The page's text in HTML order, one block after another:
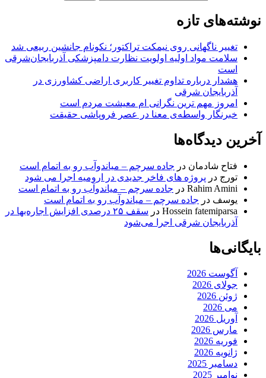
نوشته‌های تازه
تغییر ناگهانی روی نیمکت تراکتور؛ نکونام جانشین ربیعی شد
سلامت مواد اولیه اولویت نظارت دامپزشکی آذربایجان‌شرقی
است
هشدار درباره تداوم تغییر کاربری اراضی کشاورزی در
آذربایجان شرقی
امروز مهم‌ ترین نگرانی‌ ام معیشت مردم است
خبرنگار واسطه‌ی معنا در عصر فروپاشی حقیقت
آخرین دیدگاه‌ها
فتاح شادمان در جاده سرچم – میاندوآب رو به اتمام است
تورج در پروژه های فاخر جدیدی در ارومیه اجرا می شود
Rahim Amini در جاده سرچم – میاندوآب رو به اتمام است
یوسف در جاده سرچم – میاندوآب رو به اتمام است
Hossein fatemiparsa در
سقف ۲۵ درصدی افزایش اجاره‌بها در
آذربایجان شرقی اجرا می‌شود
بایگانی‌ها
آگوست 2026
جولای 2026
ژوئن 2026
می 2026
آوریل 2026
مارس 2026
فوریه 2026
ژانویه 2026
دسامبر 2025
نوامبر 2025